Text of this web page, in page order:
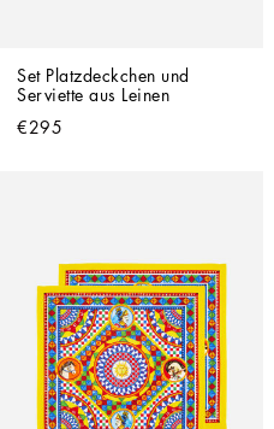
Set Platzdeckchen und
Serviette aus Leinen
€295